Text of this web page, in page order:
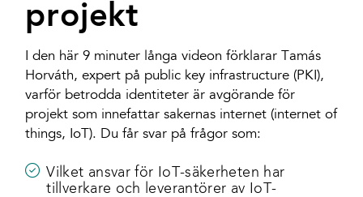
projekt
I den här 9 minuter långa videon förklarar Tamás
Horváth, expert på public key infrastructure (PKI),
varför betrodda identiteter är avgörande för
projekt som innefattar sakernas internet (internet of
things, IoT). Du får svar på frågor som:
Vilket ansvar för IoT-säkerheten har
tillverkare och leverantörer av IoT-